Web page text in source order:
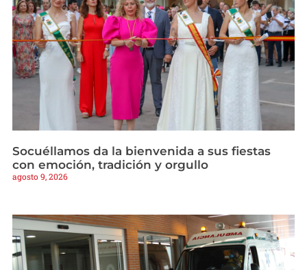
Socuéllamos da la bienvenida a sus fiestas
con emoción, tradición y orgullo
agosto 9, 2026